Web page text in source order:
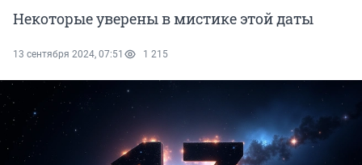
Некоторые уверены в мистике этой даты
13 сентября 2024, 07:51 1 215